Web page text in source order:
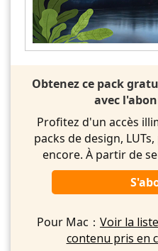
Obtenez ce pack
avec
Profitez d'un accès
packs de design,
encore. À partir de
Pour Mac： Voir la
contenu pris en